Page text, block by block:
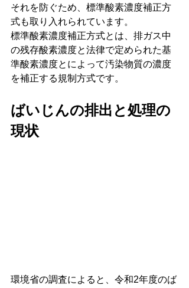
それを防ぐため、標準酸素濃度補正方
式も取り入れられています。
標準酸素濃度補正方式とは、排ガス中
の残存酸素濃度と法律で定められた基
準酸素濃度とによって汚染物質の濃度
を補正する規制方式です。
ばいじんの排出と処理の
現状
環境省の調査によると、令和2年度のば